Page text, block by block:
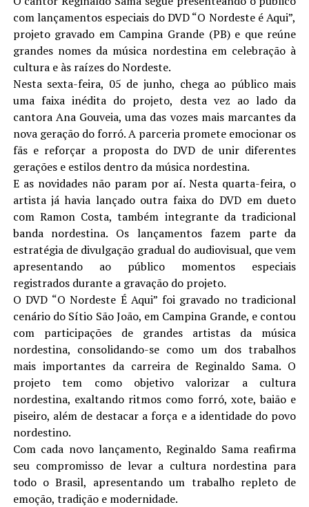
com lançamentos especiais do DVD “O Nordeste é Aqui”,
projeto gravado em Campina Grande (PB) e que reúne
grandes nomes da música nordestina em celebração à
cultura e às raízes do Nordeste.
Nesta sexta-feira, 05 de junho, chega ao público mais
uma faixa inédita do projeto, desta vez ao lado da
cantora Ana Gouveia, uma das vozes mais marcantes da
nova geração do forró. A parceria promete emocionar os
fãs e reforçar a proposta do DVD de unir diferentes
gerações e estilos dentro da música nordestina.
E as novidades não param por aí. Nesta quarta-feira, o
artista já havia lançado outra faixa do DVD em dueto
com Ramon Costa, também integrante da tradicional
banda nordestina. Os lançamentos fazem parte da
estratégia de divulgação gradual do audiovisual, que vem
apresentando ao público momentos especiais
registrados durante a gravação do projeto.
O DVD “O Nordeste É Aqui” foi gravado no tradicional
cenário do Sítio São João, em Campina Grande, e contou
com participações de grandes artistas da música
nordestina, consolidando-se como um dos trabalhos
mais importantes da carreira de Reginaldo Sama. O
projeto tem como objetivo valorizar a cultura
nordestina, exaltando ritmos como forró, xote, baião e
piseiro, além de destacar a força e a identidade do povo
nordestino.
Com cada novo lançamento, Reginaldo Sama reafirma
seu compromisso de levar a cultura nordestina para
todo o Brasil, apresentando um trabalho repleto de
emoção, tradição e modernidade.